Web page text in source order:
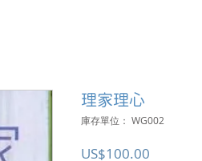
理家理心
庫存單位： WG002
US$100.00